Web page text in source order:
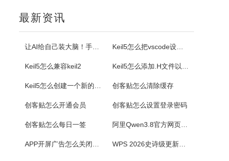
AiPPT专家
最新资讯
让AI给自己装大脑！手把手教你学会安装使用Agent Skill Keil5怎么把vscode设置外部编辑器
Keil5怎么兼容keil2 Keil5怎么添加.H文件以及Keil5添加.H文件的方法
Keil5怎么创建一个新的51单片机项目 创客贴怎么清除缓存
创客贴怎么开通会员 创客贴怎么设置登录密码
创客贴怎么每日一签 阿里Qwen3.8官方网页版入口
APP开屏广告怎么关闭？3招彻底关闭跳转 WPS 2026史诗级更新！重构存储管理，深度融合AI应用